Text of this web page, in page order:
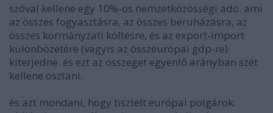
szóval kellene egy 10%-os nemzetközösségi adó. ami
az összes fogyasztásra, az összes beruházásra, az
összes kormányzati költésre, és az export-import
különbözetére (vagyis az összeurópai gdp-re)
kiterjedne. és ezt az összeget egyenlő arányban szét
kellene osztani.
és azt mondani, hogy tisztelt európai polgárok.